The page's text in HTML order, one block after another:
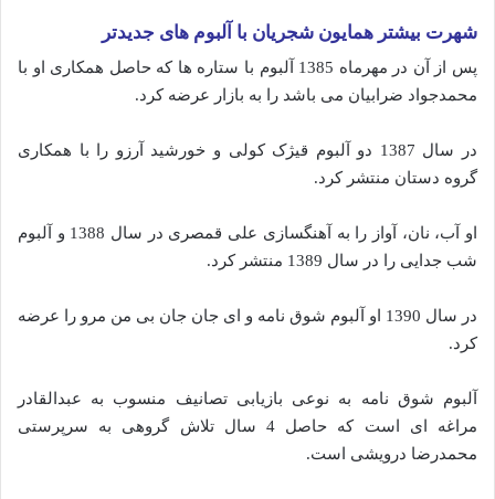
شهرت بیشتر همایون شجریان با آلبوم های جدیدتر
پس از آن در مهرماه 1385 آلبوم با ستاره ها که حاصل همکاری او با
محمدجواد ضرابیان می باشد را به بازار عرضه کرد.
در سال 1387 دو آلبوم قیژک کولی و خورشید آرزو را با همکاری
گروه دستان منتشر کرد.
او آب، نان، آواز را به آهنگسازی علی قمصری در سال 1388 و آلبوم
شب جدایی را در سال 1389 منتشر کرد.
در سال 1390 او آلبوم شوق نامه و ای جان جان بی من مرو را عرضه
کرد.
آلبوم شوق نامه به نوعی بازیابی تصانیف منسوب به عبدالقادر
مراغه ای است که حاصل 4 سال تلاش گروهی به سرپرستی
محمدرضا درویشی است.